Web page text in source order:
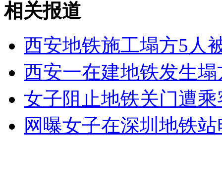
中方坚定支持巴勒斯坦人民正义事业
山西运城恶犬咬伤多人 警民合力深夜将其击毙
女孩北京地铁殴打老人 痛下狠手拳打脚踢
无痛分娩是否安全 医生回应
相关报道
西安地铁施工塌方5人
西安一在建地铁发生
女子阻止地铁关门遭
网曝女子在深圳地铁